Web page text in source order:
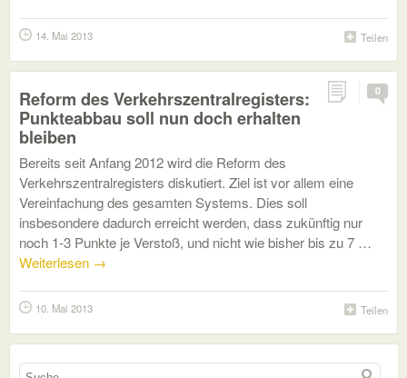
Teilen
14. Mai 2013
0
Reform des Verkehrszentralregisters:
Punkteabbau soll nun doch erhalten
bleiben
Bereits seit Anfang 2012 wird die Reform des
Verkehrszentralregisters diskutiert. Ziel ist vor allem eine
Vereinfachung des gesamten Systems. Dies soll
insbesondere dadurch erreicht werden, dass zukünftig nur
noch 1-3 Punkte je Verstoß, und nicht wie bisher bis zu 7 …
Weiterlesen →
Teilen
10. Mai 2013